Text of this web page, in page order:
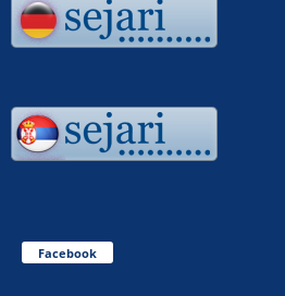
Facebook